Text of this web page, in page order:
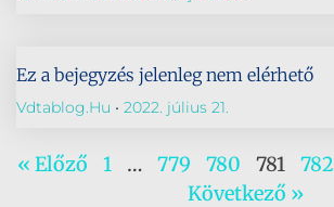
Ez a bejegyzés jelenleg nem elérhető
Vdtablog.hu 2022. július 21.
« Előző 1 … 779 780 781 782
Következő »